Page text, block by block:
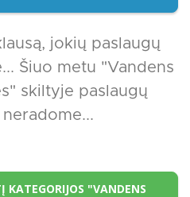
jokių paslaugų
Šiuo metu "Vandens
skiltyje paslaugų
KATEGORIJOS "VANDENS